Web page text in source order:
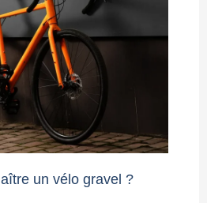
un vélo gravel ?